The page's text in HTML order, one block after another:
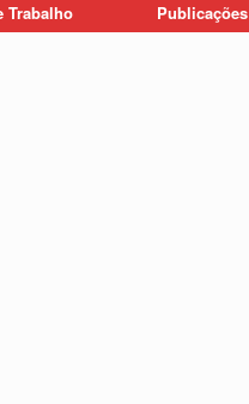
Trabalho Publicações